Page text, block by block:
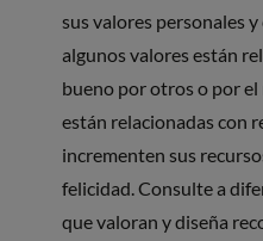
sus valores personales
algunos valores están
bueno por otros o por
están relacionadas con
incrementen sus
felicidad. Consulte a
que valoran y diseña